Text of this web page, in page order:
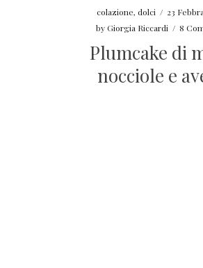
colazione,dolci / 23
byGiorgia Riccardi / 8
Plumcake di
nocciole e